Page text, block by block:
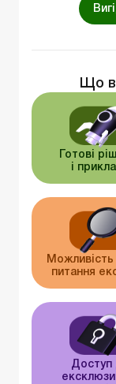
Що
Готові
і
Можливість
питання
Доступ